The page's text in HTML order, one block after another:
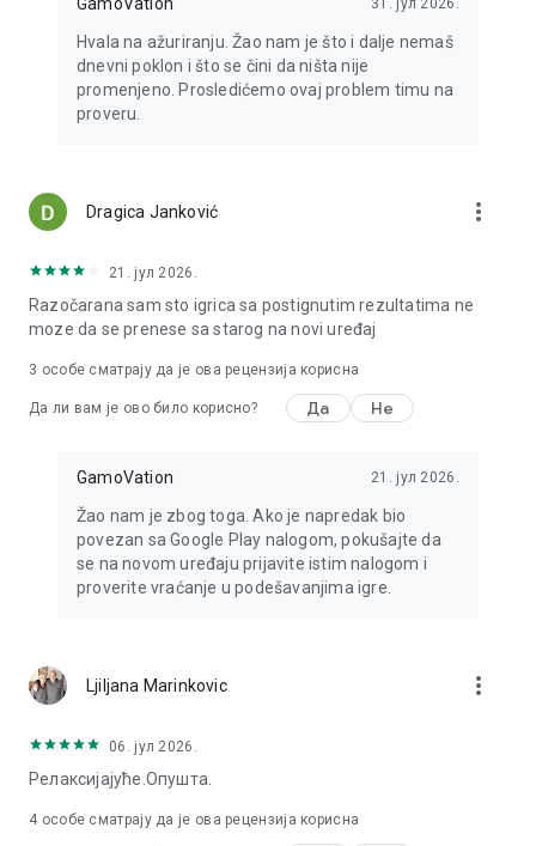
GamoVation 31. јул 2026.
Hvala na ažuriranju. Žao nam je što i dalje nemaš
dnevni poklon i što se čini da ništa nije
promenjeno. Prosledićemo ovaj problem timu na
proveru.
Dragica Janković more_vert
21. јул 2026.
Razočarana sam sto igrica sa postignutim rezultatima ne
moze da se prenese sa starog na novi uređaj
3 особе сматрају да је ова рецензија корисна
Да ли вам је ово било корисно? Да Не
GamoVation 21. јул 2026.
Žao nam je zbog toga. Ako je napredak bio
povezan sa Google Play nalogom, pokušajte da
se na novom uređaju prijavite istim nalogom i
proverite vraćanje u podešavanjima igre.
Ljiljana Marinkovic more_vert
06. јул 2026.
Релаксијајуће.Опушта.
4 особе сматрају да је ова рецензија корисна